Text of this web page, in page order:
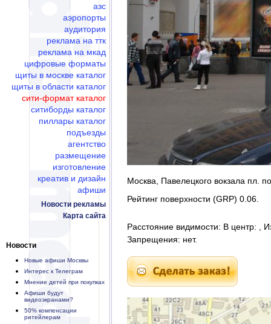
азс
аэропорты
аудитория
реклама на ттк
реклама на мкад
цифровые форматы
щиты в москве каталог
щиты в области каталог
сити-формат каталог
ситиборды каталог
пиллары каталог
подъезды
агентство
размещение
изготовление
креатив и дизайн
афиши
Новости рекламы
Карта сайта
Новости
Новые афиши Москвы
Интерес к Телеграм
Мнение детей при покупках
Афиши будут
видеоэкранами?
50% компенсации
ритейлерам
Москва, Павелецкого вокзала пл.
Рейтинг поверхности (GRP) 0.06.
Расстояние видимости: В центр: ,
Запрещения: нет.